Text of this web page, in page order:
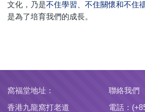
文化，乃是不住學習、不住關懷和不住
是為了培育我們的成長。
窩福堂地址：
香港九龍窩打老道
聯絡我們
電話：